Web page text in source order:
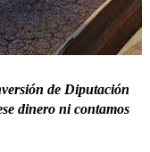
de Diputación
dinero ni contamos